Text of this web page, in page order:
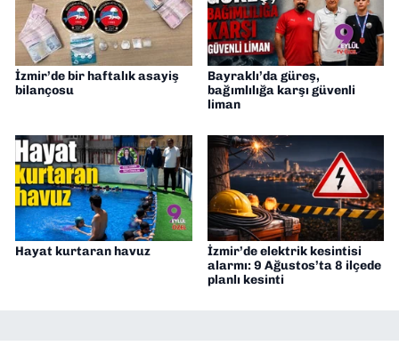
İzmir’de bir haftalık asayiş
bilançosu
Bayraklı’da güreş,
bağımlılığa karşı güvenli
liman
Hayat kurtaran havuz
İzmir’de elektrik kesintisi
alarmı: 9 Ağustos’ta 8 ilçede
planlı kesinti